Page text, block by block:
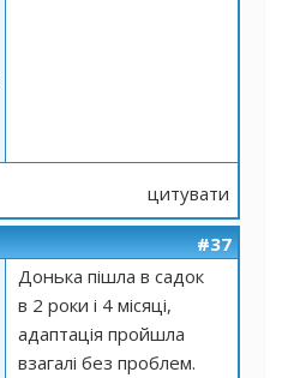
цитувати
#37
Донька пішла в садок
в 2 роки і 4 місяці,
адаптація пройшла
взагалі без проблем.